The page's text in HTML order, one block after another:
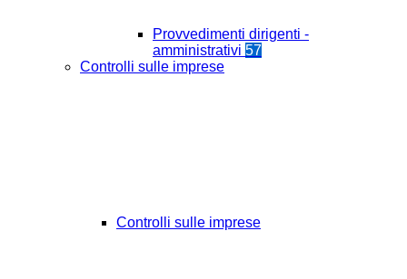
Provvedimenti dirigenti -
amministrativi 57
Controlli sulle imprese
Controlli sulle imprese